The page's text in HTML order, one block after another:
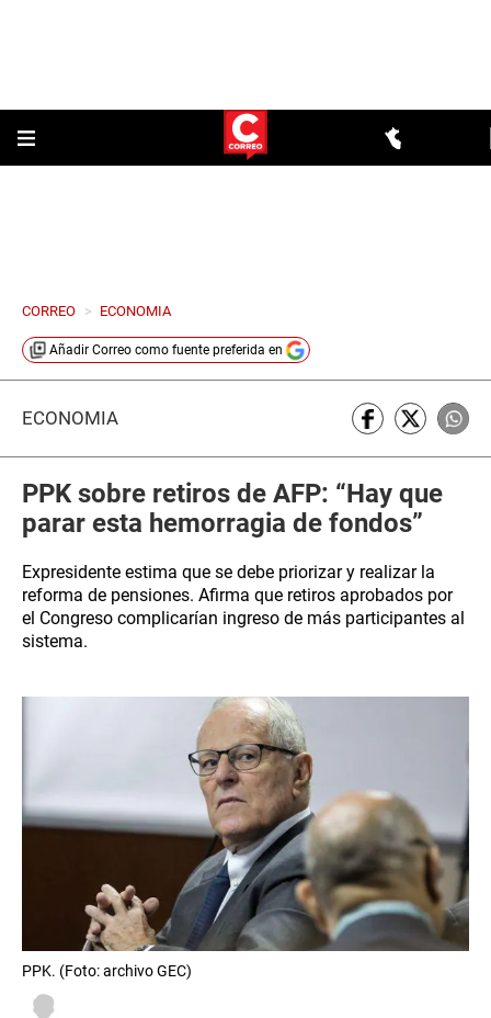
CORREO > ECONOMIA
Añadir Correo como fuente preferida en
ECONOMÍA
PPK sobre retiros de AFP: “Hay que
parar esta hemorragia de fondos”
Expresidente estima que se debe priorizar y realizar la
reforma de pensiones. Afirma que retiros aprobados por
el Congreso complicarían ingreso de más participantes al
sistema.
PPK. (Foto: archivo GEC)